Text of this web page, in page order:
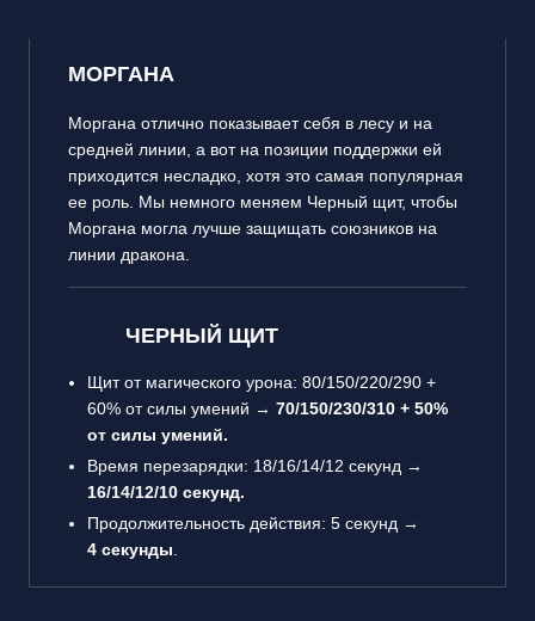
МОРГАНА
Моргана отлично показывает себя в лесу и на
средней линии, а вот на позиции поддержки ей
приходится несладко, хотя это самая популярная
ее роль. Мы немного меняем Черный щит, чтобы
Моргана могла лучше защищать союзников на
линии дракона.
ЧЕРНЫЙ ЩИТ
Щит от магического урона: 80/150/220/290 +
60% от силы умений → 70/150/230/310 + 50%
от силы умений.
Время перезарядки: 18/16/14/12 секунд →
16/14/12/10 секунд.
Продолжительность действия: 5 секунд →
4 секунды